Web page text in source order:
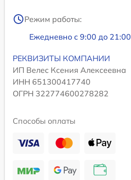
Режим работы:
Ежедневно с 9:00 до 21:00
РЕКВИЗИТЫ КОМПАНИИ
ИП Велес Ксения Алексеевна
ИНН 651300417740
ОГРН 322774600278282
Способы оплаты